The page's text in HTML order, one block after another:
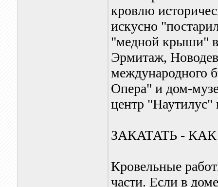
кровлю
искусно
"медной крыши"
Эрмитаж,
международного
Опера" и дом-
центр
ЗАКАТАТЬ -
Кровельные
части. Если в